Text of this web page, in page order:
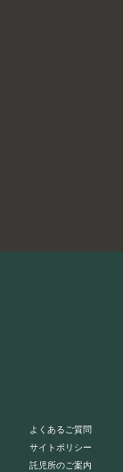
よくあるご質問
サイトポリシー
託児所のご案内